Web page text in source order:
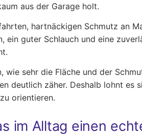
aus der Garage holt.
hartnäckigen Schmutz an
ein guter Schlauch und eine
wie sehr die Fläche und der
deutlich zäher. Deshalb lohnt es
orientieren.
im Alltag einen